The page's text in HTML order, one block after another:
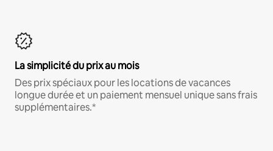
La simplicité du prix au mois
Des prix spéciaux pour les locations de vacances
longue durée et un paiement mensuel unique sans frais
supplémentaires.*